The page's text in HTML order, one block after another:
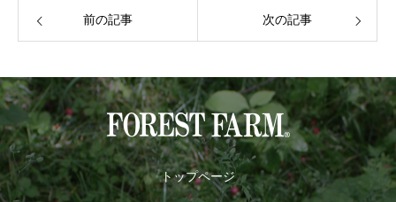
前の記事 次の記事
トップページ